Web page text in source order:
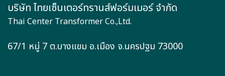
บริษัท ไทยเซ็นเตอร์ทรานส์ฟอร์มเมอร์ จำกัด
Thai Center Transformer Co.,Ltd.
67/1 หมู่ 7 ต.บางแขม อ.เมือง จ.นครปฐม 73000